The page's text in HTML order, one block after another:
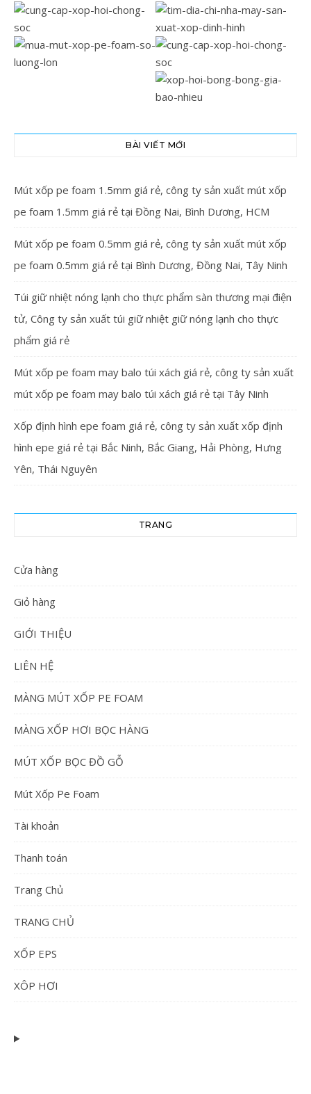
BÀI VIẾT MỚI
Mút xốp pe foam 1.5mm giá rẻ, công ty sản xuất mút xốp
pe foam 1.5mm giá rẻ tại Đồng Nai, Bình Dương, HCM
Mút xốp pe foam 0.5mm giá rẻ, công ty sản xuất mút xốp
pe foam 0.5mm giá rẻ tại Bình Dương, Đồng Nai, Tây Ninh
Túi giữ nhiệt nóng lạnh cho thực phẩm sàn thương mại điện
tử, Công ty sản xuất túi giữ nhiệt giữ nóng lạnh cho thực
phẩm giá rẻ
Mút xốp pe foam may balo túi xách giá rẻ, công ty sản xuất
mút xốp pe foam may balo túi xách giá rẻ tại Tây Ninh
Xốp định hình epe foam giá rẻ, công ty sản xuất xốp định
hình epe giá rẻ tại Bắc Ninh, Bắc Giang, Hải Phòng, Hưng
Yên, Thái Nguyên
TRANG
Cửa hàng
Giỏ hàng
GIỚI THIỆU
LIÊN HỆ
MÀNG MÚT XỐP PE FOAM
MÀNG XỐP HƠI BỌC HÀNG
MÚT XỐP BỌC ĐỒ GỖ
Mút Xốp Pe Foam
Tài khoản
Thanh toán
Trang Chủ
TRANG CHỦ
XỐP EPS
XÔP HƠI